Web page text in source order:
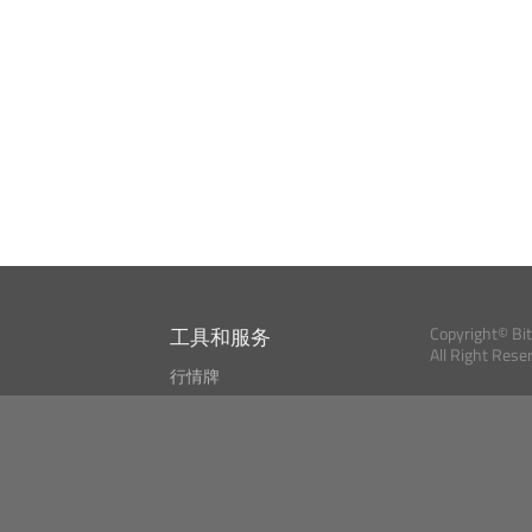
工具和服务
行情牌
Copyright©
All Right